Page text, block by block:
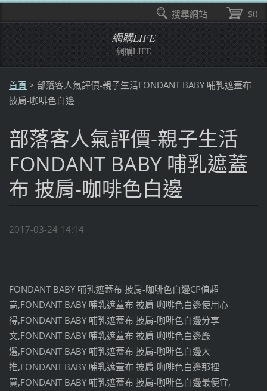
網購LIFE
網購LIFE
首頁 > 部落客人氣評價-親子生活FONDANT BABY 哺乳遮蓋布
披肩-咖啡色白邊
部落客人氣評價-親子生活
FONDANT BABY 哺乳遮蓋
布 披肩-咖啡色白邊
2017-03-24 14:14
FONDANT BABY 哺乳遮蓋布 披肩-咖啡色白邊CP值超
高,FONDANT BABY 哺乳遮蓋布 披肩-咖啡色白邊使用心
得,FONDANT BABY 哺乳遮蓋布 披肩-咖啡色白邊分享
文,FONDANT BABY 哺乳遮蓋布 披肩-咖啡色白邊嚴
選,FONDANT BABY 哺乳遮蓋布 披肩-咖啡色白邊大
推,FONDANT BABY 哺乳遮蓋布 披肩-咖啡色白邊那裡
買,FONDANT BABY 哺乳遮蓋布 披肩-咖啡色白邊最便宜,
$0
搜尋網站